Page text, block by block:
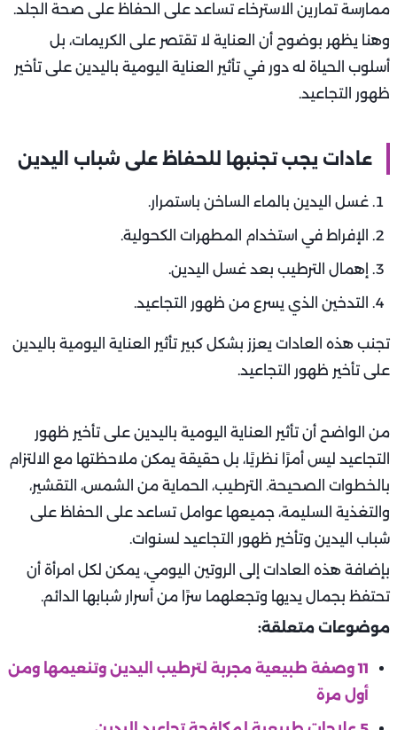
ممارسة تمارين الاسترخاء تساعد على الحفاظ على صحة الجلد.
وهنا يظهر بوضوح أن العناية لا تقتصر على الكريمات، بل
أسلوب الحياة له دور في تأثير العناية اليومية باليدين على تأخير
ظهور التجاعيد.
عادات يجب تجنبها للحفاظ على شباب اليدين
غسل اليدين بالماء الساخن باستمرار.
الإفراط في استخدام المطهرات الكحولية.
إهمال الترطيب بعد غسل اليدين.
التدخين الذي يسرع من ظهور التجاعيد.
تجنب هذه العادات يعزز بشكل كبير تأثير العناية اليومية باليدين
على تأخير ظهور التجاعيد.
من الواضح أن تأثير العناية اليومية باليدين على تأخير ظهور
التجاعيد ليس أمرًا نظريًا، بل حقيقة يمكن ملاحظتها مع الالتزام
بالخطوات الصحيحة. الترطيب، الحماية من الشمس، التقشير،
والتغذية السليمة، جميعها عوامل تساعد على الحفاظ على
شباب اليدين وتأخير ظهور التجاعيد لسنوات.
بإضافة هذه العادات إلى الروتين اليومي، يمكن لكل امرأة أن
تحتفظ بجمال يديها وتجعلهما سرًا من أسرار شبابها الدائم.
موضوعات متعلقة:
11 وصفة طبيعية مجربة لترطيب اليدين وتنعيمها ومن
أول مرة